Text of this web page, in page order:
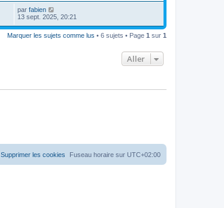
par fabien
13 sept. 2025, 20:21
Marquer les sujets comme lus • 6 sujets • Page 1 sur 1
Aller
Fuseau horaire sur UTC+02:00
Supprimer les cookies